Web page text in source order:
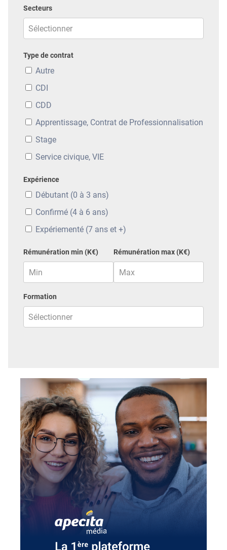
Secteurs
Type de contrat
Autre
CDI
CDD
Apprentissage, Contrat de Professionnalisation
Stage
Service civique, VIE
Expérience
Débutant (0 à 3 ans)
Confirmé (4 à 6 ans)
Expériementé (7 ans et +)
Rémunération min (K€) Rémunération max (K€)
Formation